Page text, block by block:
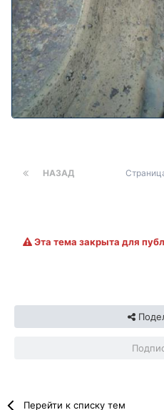
НАЗАД
Эта тема закрыта для
Перейти к списку тем